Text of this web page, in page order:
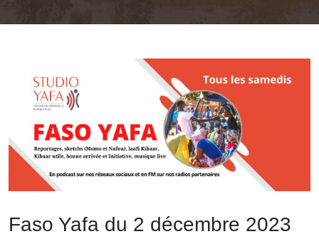
Faso Yafa du 2 décembre 2023